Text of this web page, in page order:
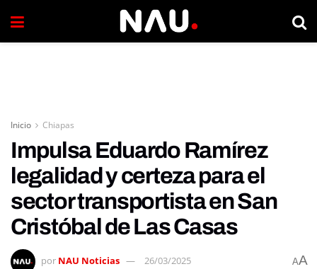
Inicio Chiapas
Impulsa Eduardo Ramírez
legalidad y certeza para el
sector transportista en San
Cristóbal de Las Casas
por NAU Noticias 26/03/2025 AA